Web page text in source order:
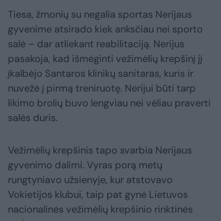
Tiesa, žmonių su negalia sportas Nerijaus
gyvenime atsirado kiek anksčiau nei sporto
salė – dar atliekant reabilitaciją. Nerijus
pasakoja, kad išmėginti vežimėlių krepšinį jį
įkalbėjo Santaros klinikų sanitaras, kuris ir
nuvežė į pirmą treniruotę. Nerijui būti tarp
likimo brolių buvo lengviau nei vėliau praverti
salės duris.
Vežimėlių krepšinis tapo svarbia Nerijaus
gyvenimo dalimi. Vyras porą metų
rungtyniavo užsienyje, kur atstovavo
Vokietijos klubui, taip pat gynė Lietuvos
nacionalinės vežimėlių krepšinio rinktinės